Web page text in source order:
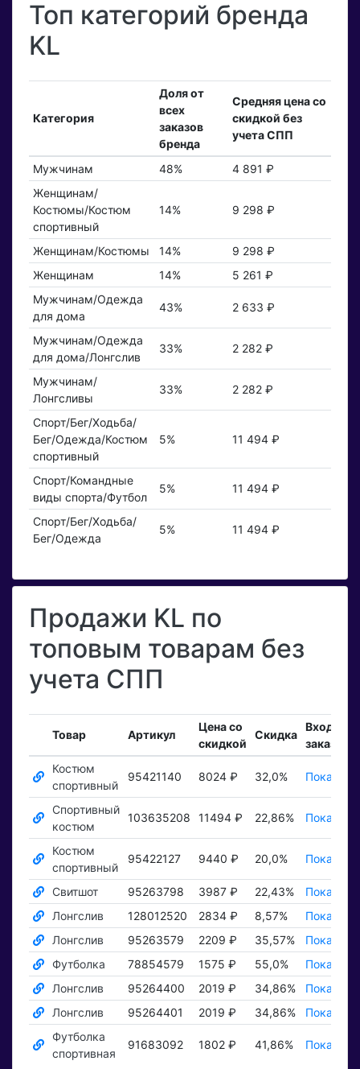
Топ категорий бренда
KL
Категория
Доля от
всех
заказов
бренда
Средняя цена со
скидкой без
учета СПП
Мужчинам 48%
4 891 ₽
Женщинам/
Костюмы/Костюм
спортивный
14% 9 298 ₽
Женщинам/Костюмы 14%
9 298 ₽
Женщинам
14%
5 261 ₽
Мужчинам/Одежда
для дома
43% 2 633 ₽
Мужчинам/Одежда
для дома/Лонгслив
33% 2 282 ₽
Мужчинам/
Лонгсливы
33% 2 282 ₽
Спорт/Бег/Ходьба/
Бег/Одежда/Костюм
спортивный
5% 11 494 ₽
Спорт/Командные
виды спорта/Футбол
5% 11 494 ₽
Спорт/Бег/Ходьба/
Бег/Одежда
5% 11 494 ₽
Продажи KL по
топовым товарам без
учета СПП
Товар Артикул
Цена со
скидкой
Скидка
заказы
Костюм
спортивный
95421140 8024 ₽ 32,0% Показать
Спортивный
костюм
103635208 11494 ₽ 22,86% Показать
Костюм
спортивный
95422127 9440 ₽ 20,0% Показать
Свитшот 95263798 3987 ₽ 22,43%
Показать
Лонгслив
128012520 2834 ₽ 8,57%
Показать
Лонгслив
95263579 2209 ₽ 35,57%
Показать
Футболка
78854579 1575 ₽ 55,0%
Показать
Лонгслив
95264400 2019 ₽ 34,86%
Показать
Лонгслив
95264401 2019 ₽ 34,86%
Показать
Футболка
спортивная
91683092 1802 ₽ 41,86% Показать